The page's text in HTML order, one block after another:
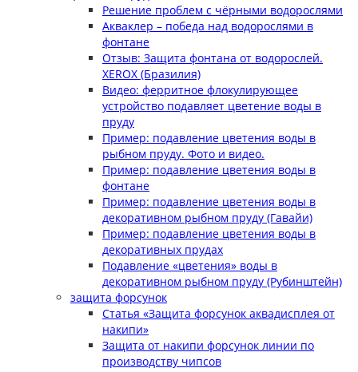
Решение проблем с чёрными водорослями
Акваклер – победа над водорослями в
фонтане
Отзыв: Защита фонтана от водорослей.
XEROX (Бразилия)
Видео: ферритное флокулирующее
устройство подавляет цветение воды в
пруду
Пример: подавление цветения воды в
рыбном пруду. Фото и видео.
Пример: подавление цветения воды в
фонтане
Пример: подавление цветения воды в
декоративном рыбном пруду (Гавайи)
Пример: подавление цветения воды в
декоративных прудах
Подавление «цветения» воды в
декоративном рыбном пруду (Рубинштейн)
защита форсунок
Статья «Защита форсунок аквадисплея от
накипи»
Защита от накипи форсунок линии по
производству чипсов